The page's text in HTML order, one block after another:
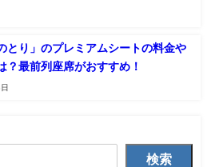
とり」のプレミアムシートの料金や
？最前列座席がおすすめ！
検索